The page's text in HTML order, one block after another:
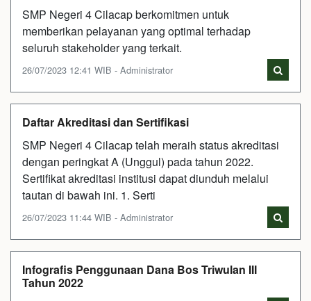
SMP Negeri 4 Cilacap berkomitmen untuk
memberikan pelayanan yang optimal terhadap
seluruh stakeholder yang terkait.
26/07/2023 12:41 WIB - Administrator
Daftar Akreditasi dan Sertifikasi
SMP Negeri 4 Cilacap telah meraih status akreditasi
dengan peringkat A (Unggul) pada tahun 2022.
Sertifikat akreditasi institusi dapat diunduh melalui
tautan di bawah ini. 1. Serti
26/07/2023 11:44 WIB - Administrator
Infografis Penggunaan Dana Bos Triwulan III
Tahun 2022